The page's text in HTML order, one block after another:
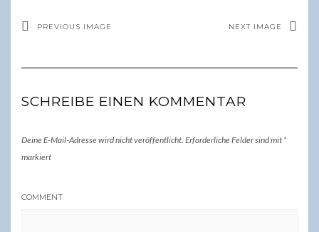
PREVIOUS IMAGE NEXT IMAGE
SCHREIBE EINEN KOMMENTAR
Deine E-Mail-Adresse wird nicht veröffentlicht. Erforderliche Felder sind mit *
markiert
COMMENT